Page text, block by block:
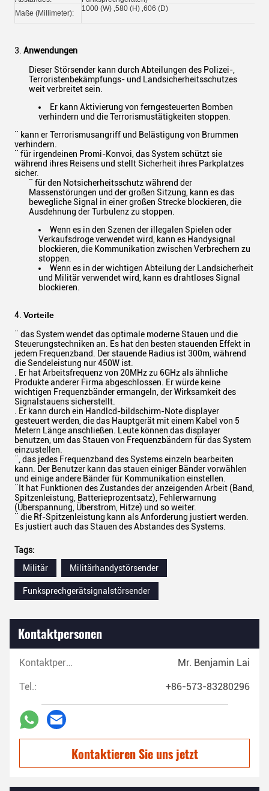
Maße (Millimeter):
1000 (W) ‚580 (H) ‚606 (D)
3. Anwendungen
Dieser Störsender kann durch Abteilungen des Polizei-,
Terroristenbekämpfungs- und Landsicherheitsschutzes
weit verbreitet sein.
Er kann Aktivierung von ferngesteuerten Bomben
verhindern und die Terrorismustätigkeiten stoppen.
¨ kann er Terrorismusangriff und Belästigung von Brummen
verhindern.
¨ für irgendeinen Promi-Konvoi, das System schützt sie
während ihres Reisens und stellt Sicherheit ihres Parkplatzes
sicher.
¨ für den Notsicherheitsschutz während der
Massenstörungen und der großen Sitzung, kann es das
bewegliche Signal in einer großen Strecke blockieren, die
Ausdehnung der Turbulenz zu stoppen.
Wenn es in den Szenen der illegalen Spielen oder
Verkaufsdroge verwendet wird, kann es Handysignal
blockieren, die Kommunikation zwischen Verbrechern zu
stoppen.
Wenn es in der wichtigen Abteilung der Landsicherheit
und Militär verwendet wird, kann es drahtloses Signal
blockieren.
4. Vorteile
¨ das System wendet das optimale moderne Stauen und die
Steuerungstechniken an. Es hat den besten stauenden Effekt in
jedem Frequenzband. Der stauende Radius ist 300m, während
die Sendeleistung nur 450W ist.
. Er hat Arbeitsfrequenz von 20MHz zu 6GHz als ähnliche
Produkte anderer Firma abgeschlossen. Er würde keine
wichtigen Frequenzbänder ermangeln, der Wirksamkeit des
Signalstauens sicherstellt.
. Er kann durch ein Handlcd-bildschirm-Note displayer
gesteuert werden, die das Hauptgerät mit einem Kabel von 5
Metern Länge anschließen. Leute können das displayer
benutzen, um das Stauen von Frequenzbändern für das System
einzustellen.
¨, das jedes Frequenzband des Systems einzeln bearbeiten
kann. Der Benutzer kann das stauen einiger Bänder vorwählen
und einige andere Bänder für Kommunikation einstellen.
¨It hat Funktionen des Zustandes der anzeigenden Arbeit (Band,
Spitzenleistung, Batterieprozentsatz), Fehlerwarnung
(Überspannung, Überstrom, Hitze) und so weiter.
¨ die Rf-Spitzenleistung kann als Anforderung justiert werden.
Es justiert auch das Stauen des Abstandes des Systems.
Tags:
Militär
Militärhandystörsender
Funksprechgerätsignalstörsender
Kontaktpersonen
Kontaktpersonen: Mr. Benjamin Lai
Tel.: +86-573-83280296
Kontaktieren Sie uns jetzt